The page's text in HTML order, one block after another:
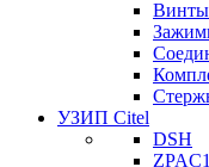
Винты
УЗИП Citel
DSH
ZPAC1